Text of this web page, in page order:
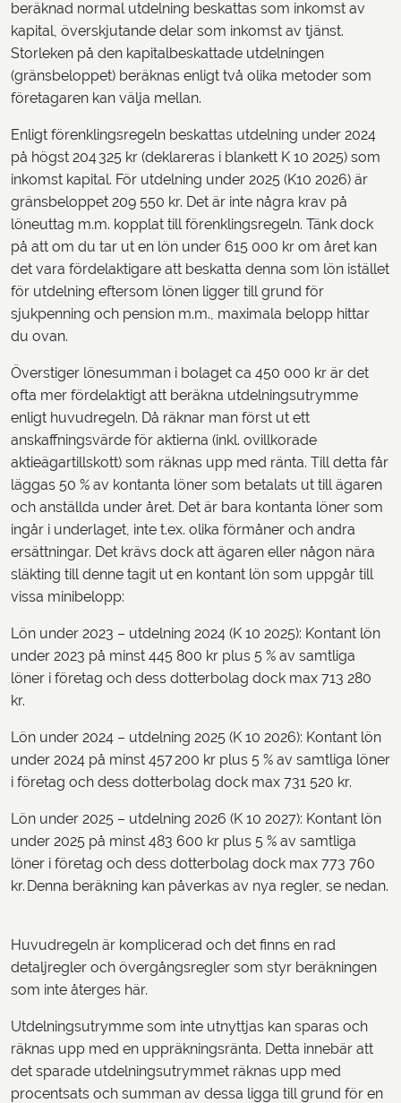
beräknad normal utdelning beskattas som inkomst av
kapital, överskjutande delar som inkomst av tjänst.
Storleken på den kapitalbeskattade utdelningen
(gränsbeloppet) beräknas enligt två olika metoder som
företagaren kan välja mellan.
Enligt förenklingsregeln beskattas utdelning under 2024
på högst 204 325 kr (deklareras i blankett K 10 2025) som
inkomst kapital. För utdelning under 2025 (K10 2026) är
gränsbeloppet 209 550 kr. Det är inte några krav på
löneuttag m.m. kopplat till förenklingsregeln. Tänk dock
på att om du tar ut en lön under 615 000 kr om året kan
det vara fördelaktigare att beskatta denna som lön istället
för utdelning eftersom lönen ligger till grund för
sjukpenning och pension m.m., maximala belopp hittar
du ovan.
Överstiger lönesumman i bolaget ca 450 000 kr är det
ofta mer fördelaktigt att beräkna utdelningsutrymme
enligt huvudregeln. Då räknar man först ut ett
anskaffningsvärde för aktierna (inkl. ovillkorade
aktieägartillskott) som räknas upp med ränta. Till detta får
läggas 50 % av kontanta löner som betalats ut till ägaren
och anställda under året. Det är bara kontanta löner som
ingår i underlaget, inte t.ex. olika förmåner och andra
ersättningar. Det krävs dock att ägaren eller någon nära
släkting till denne tagit ut en kontant lön som uppgår till
vissa minibelopp:
Lön under 2023 – utdelning 2024 (K 10 2025): Kontant lön
under 2023 på minst 445 800 kr plus 5 % av samtliga
löner i företag och dess dotterbolag dock max 713 280
kr.
Lön under 2024 – utdelning 2025 (K 10 2026): Kontant lön
under 2024 på minst 457 200 kr plus 5 % av samtliga löner
i företag och dess dotterbolag dock max 731 520 kr.
Lön under 2025 – utdelning 2026 (K 10 2027): Kontant lön
under 2025 på minst 483 600 kr plus 5 % av samtliga
löner i företag och dess dotterbolag dock max 773 760
kr. Denna beräkning kan påverkas av nya regler, se nedan.
Huvudregeln är komplicerad och det finns en rad
detaljregler och övergångsregler som styr beräkningen
som inte återges här.
Utdelningsutrymme som inte utnyttjas kan sparas och
räknas upp med en uppräkningsränta. Detta innebär att
det sparade utdelningsutrymmet räknas upp med
procentsats och summan av dessa ligga till grund för en